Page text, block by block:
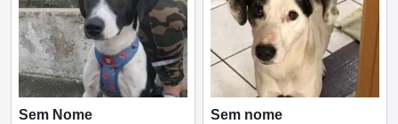
Sem Nome
Sem nome